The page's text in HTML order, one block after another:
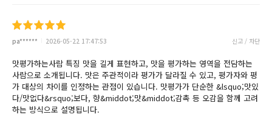
pa****** 2026-05-22 17:47:53 신고 / 차단
맛평가하는사람 특징 맛을 길게 표현하고, 맛을 평가하는 영역을 전담하는
사람으로 소개됩니다. 맛은 주관적이라 평가가 달라질 수 있고, 평가자와 평
가 대상의 차이를 인정하는 관점이 있습니다. 맛평가가 단순한 &lsquo;맛있
다/맛없다&rsquo;보다, 향&middot;맛&middot;감촉 등 오감을 함께 고려
하는 방식으로 설명됩니다.